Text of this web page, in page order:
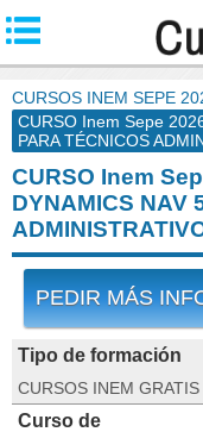
CURSOS INEM SEPE
CURSO Inem Sepe
PARA TÉCNICOS
CURSO Inem
DYNAMICS NAV
PEDIR MÁS
Tipo de formación
CURSOS INEM GRATIS
Curso de